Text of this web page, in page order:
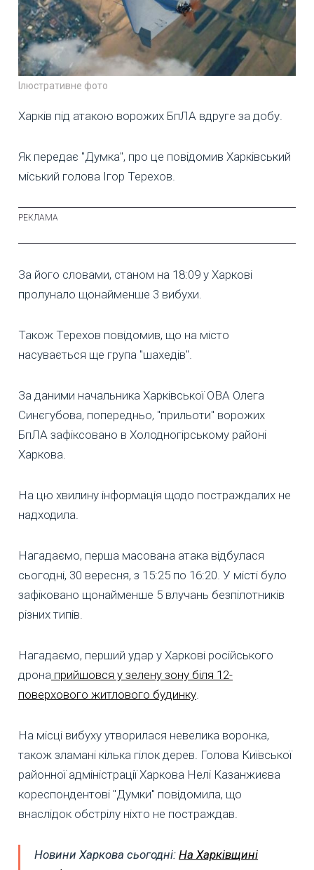
Ілюстративне фото
Харків під атакою ворожих БпЛА вдруге за добу.
Як передає "Думка", про це повідомив Харківський
міський голова Ігор Терехов.
За його словами, станом на 18:09 у Харкові
пролунало щонайменше 3 вибухи.
Також Терехов повідомив, що на місто
насувається ще група "шахедів".
За даними начальника Харківської ОВА Олега
Синєгубова, попередньо, "прильоти" ворожих
БпЛА зафіксовано в Холодногірському районі
Харкова.
На цю хвилину інформація щодо постраждалих не
надходила.
Нагадаємо, перша масована атака відбулася
сьогодні, 30 вересня, з 15:25 по 16:20. У місті було
зафіковано щонайменше 5 влучань безпілотників
різних типів.
Нагадаємо, перший удар у Харкові російського
дрона прийшовся у зелену зону біля 12-
поверхового житлового будинку
На місці вибуху утворилася невелика воронка,
також зламані кілька гілок дерев. Голова Київської
районної адміністрації Харкова Нелі Казанжиєва
кореспондентові "Думки" повідомила, що
внаслідок обстрілу ніхто не постраждав.
Новини Харкова сьогодні: На Харківщині